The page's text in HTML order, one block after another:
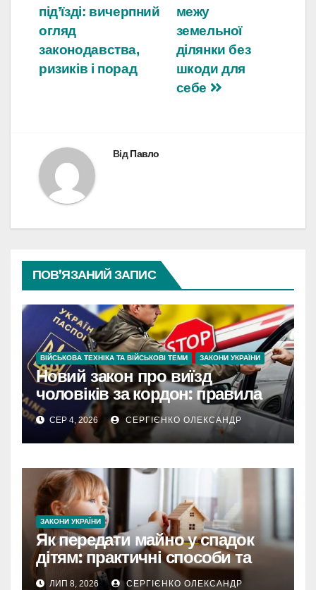
записів
межу
земельної
ділянки без
шкоди для
себе
під’їзді: вичерпний
огляд
законодавства,
ризиків і порад
ВідПавло
ПОВ’ЯЗАНИЙ ЗАПИС
ВІЙСЬКОВА ТЕХНІКА ТА ВІЙСЬКОВІ ТЕМИ ЗАКОНИ УКРАЇНИ
Новий закон про виїзд
чоловіків за кордон: правила
та підстави у 2026 році
СЕР 4, 2026 СЕРГІЄНКО ОЛЕКСАНДР
ЗАКОНИ УКРАЇНИ
Як передати майно у спадок
дітям: практичні способи та
нюанси оформлення
ЛИП 8, 2026 СЕРГІЄНКО ОЛЕКСАНДР